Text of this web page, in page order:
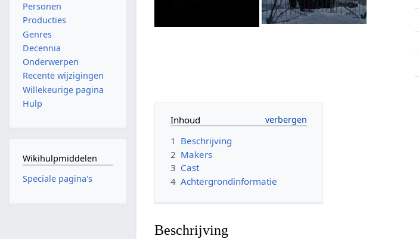
Inhoud
1 Beschrijving
2 Makers
3 Cast
4 Achtergrondinformatie
Beschrijving
Personen
Producties
Genres
Decennia
Onderwerpen
Recente wijzigingen
Willekeurige pagina
Hulp
Wikihulpmiddelen
Speciale pagina's